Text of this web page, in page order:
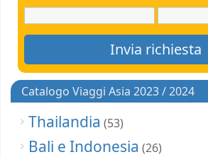
Catalogo Viaggi Asia 2023 / 2024
Thailandia (53)
Bali e Indonesia (26)